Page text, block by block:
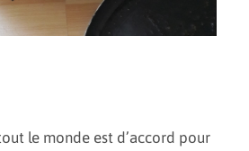
CONTACT
le monde est d’accord pour